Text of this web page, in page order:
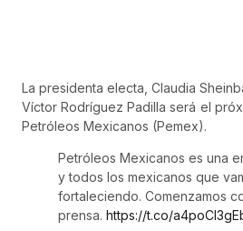
La presidenta electa, Claudia
Víctor Rodríguez Padilla será el
Petróleos Mexicanos (Pemex).
Petróleos Mexicanos es una
y todos los mexicanos que
fortaleciendo. Comenzamos
prensa. https://t.co/